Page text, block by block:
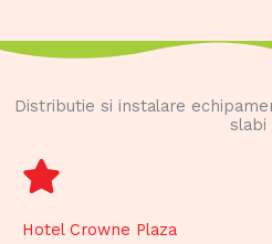
Distributie si instalare
slabi
Hotel Crowne Plaza